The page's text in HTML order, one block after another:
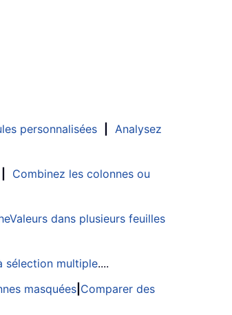
personnalisées
Analysez
Combinez les colonnes ou
dans plusieurs feuilles
sélection multiple....
masquées Comparer des